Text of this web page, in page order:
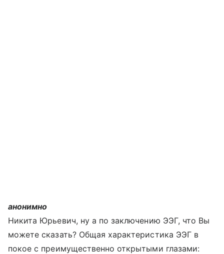
анонимно
Никита Юрьевич, ну а по заключению ЭЭГ, что Вы
можете сказать? Общая характеристика ЭЭГ в
покое с преимущественно открытыми глазами: